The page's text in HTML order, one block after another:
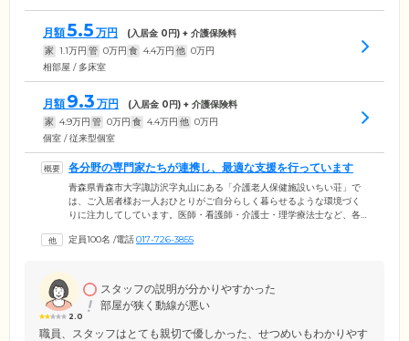
月額5.5 万円 (入居金 0円) + 介護保険料
家 1.1万円 管 0万円 食 4.4万円 他 0万円
相部屋 / 多床室
月額 9.3 万円 (入居金 0円) + 介護保険料
家 4.9万円 管 0万円 食 4.4万円 他 0万円
個室 / 従来型個室
各分野の専門家たちが連携し、最適な支援を行っています
青森県青森市大字諏訪沢字丸山にある「介護老人保健施設いちい荘」で
は、ご入居者様お一人おひとりがご自分らしく暮らせるような環境づく
りに注力してしています。医師・看護師・介護士・理学療法士など、各
体機能の向上を目指してアプローチ。1日も早いご自宅への復帰をサポー
同心をこめてサポートいたしますので、安心してお過ごしください。
定員100名 /電話017-726-3855
2.0
スタッフの説明が分かりやすかった
部屋が狭く動線が悪い
職員、スタッフはとても親切で優しかった、せつめいもわかりやす